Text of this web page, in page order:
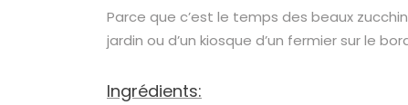
Parce que c’est le temps des beaux
jardin ou d’un kiosque d’un fermier sur le
Ingrédients: